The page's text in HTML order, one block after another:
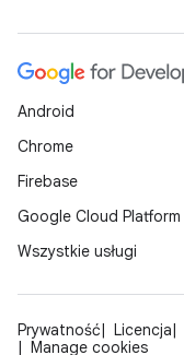
Android
Chrome
Firebase
Google Cloud Platform
Wszystkie usługi
Prywatność Licencja
Manage cookies